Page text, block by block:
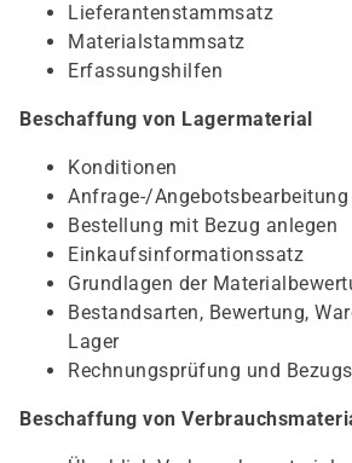
Lieferantenstammsatz
Materialstammsatz
Erfassungshilfen
Beschaffung von Lagermaterial
Konditionen
Anfrage-/Angebotsbearbeitung
Bestellung mit Bezug anlegen
Einkaufsinformationssatz
Grundlagen der
Bestandsarten, Bewertung,
Lager
Rechnungsprüfung und
Beschaffung von